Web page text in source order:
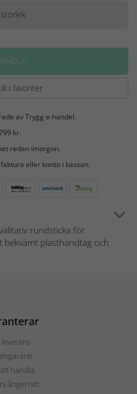
i favoriter
av Trygg e-handel.
kr.
redan imorgon.
eller konto i kassan.
rundsticka för
plasthandtag och
leverans
handla
ångerrätt